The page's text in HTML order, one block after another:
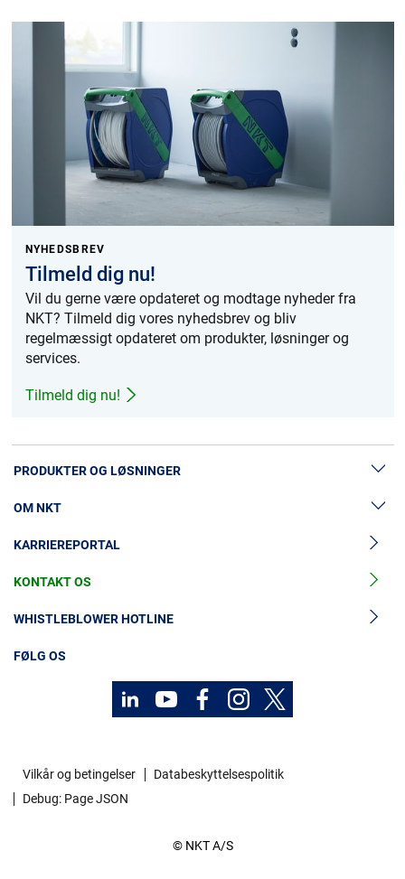
NYHEDSBREV
Tilmeld dig nu!
Vil du gerne være opdateret og modtage nyheder fra
NKT? Tilmeld dig vores nyhedsbrev og bliv
regelmæssigt opdateret om produkter, løsninger og
services.
Tilmeld dig nu!
PRODUKTER OG LØSNINGER
Lavspændingskabler
Mellemspændingskabler
Højspændingskabelløsninger
Tilbehør til mellemspændingskabler
OM NKT
Nyheder & Presse
Vores historie
Investorer
Bæredygtighed
KARRIEREPORTAL
KONTAKT OS
WHISTLEBLOWER HOTLINE
FØLG OS
© NKT A/S
Vilkår og betingelser
Databeskyttelsespolitik
Debug: Page JSON